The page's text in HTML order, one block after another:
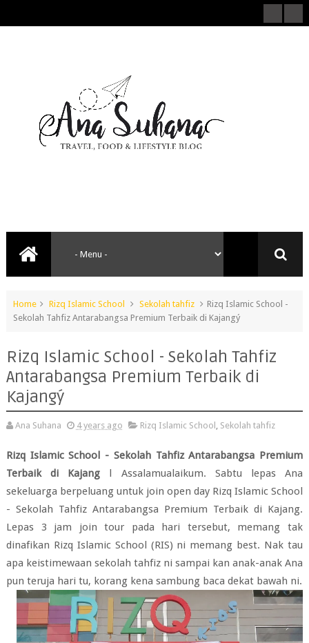
Home Rizq Islamic School Sekolah tahfiz
Rizq Islamic School -
Sekolah Tahfiz Antarabangsa Premium Terbaik di Kajangý
Rizq Islamic School - Sekolah Tahfiz
Antarabangsa Premium Terbaik di
Kajangý
Ana Suhana 4 years ago Rizq Islamic School , Sekolah tahfiz
Rizq Islamic School - Sekolah Tahfiz Antarabangsa Premium
Terbaik di Kajang l Assalamualaikum. Sabtu lepas Ana
sekeluarga berpeluang untuk join open day Rizq Islamic School
- Sekolah Tahfiz Antarabangsa Premium Terbaik di Kajang.
Lepas 3 jam join tour pada hari tersebut, memang tak
dinafikan Rizq Islamic School (RIS) ni memang best. Nak tau
apa keistimewaan sekolah tahfiz ni sampai kan anak-anak Ana
pun teruja hari tu, korang kena sambung baca dekat bawah ni.